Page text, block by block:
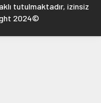
tutulmaktadır, izinsiz
2024©